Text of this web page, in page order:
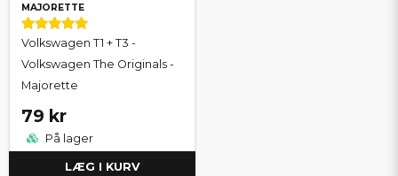
MAJORETTE
Volkswagen T1 + T3 -
Volkswagen The Originals -
Majorette
79 kr
På lager
LÆG I KURV